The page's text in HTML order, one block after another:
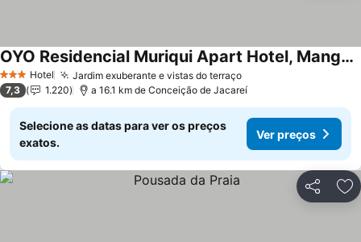
3 EstrelasHotel Jardim exuberante e vistas do terraço
OYO Residencial Muriqui Apart Hotel, Mangaratiba
7,3 1.220 a 16.1 km de Conceição de Jacareí
Selecione as datas para ver os preços
exatos.
Ver preços
Partilhar